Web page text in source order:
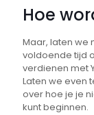
Hoe
Maar, laten we
voldoende tijd
verdienen met
Laten we even
over hoe je je
kunt beginnen.